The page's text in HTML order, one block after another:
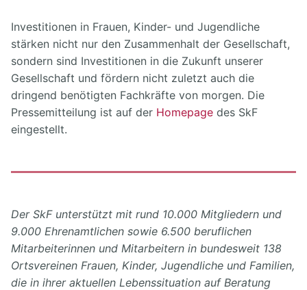
Investitionen in Frauen, Kinder- und Jugendliche
stärken nicht nur den Zusammenhalt der Gesellschaft,
sondern sind Investitionen in die Zukunft unserer
Gesellschaft und fördern nicht zuletzt auch die
dringend benötigten Fachkräfte von morgen. Die
Pressemitteilung ist auf der Homepage des SkF
eingestellt.
Der SkF unterstützt mit rund 10.000 Mitgliedern und
9.000 Ehrenamtlichen sowie 6.500 beruflichen
Mitarbeiterinnen und Mitarbeitern in bundesweit 138
Ortsvereinen Frauen, Kinder, Jugendliche und Familien,
die in ihrer aktuellen Lebenssituation auf Beratung